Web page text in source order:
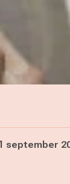
september